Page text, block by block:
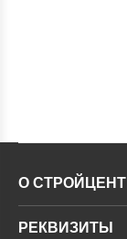
О
РЕКВИЗИТЫ